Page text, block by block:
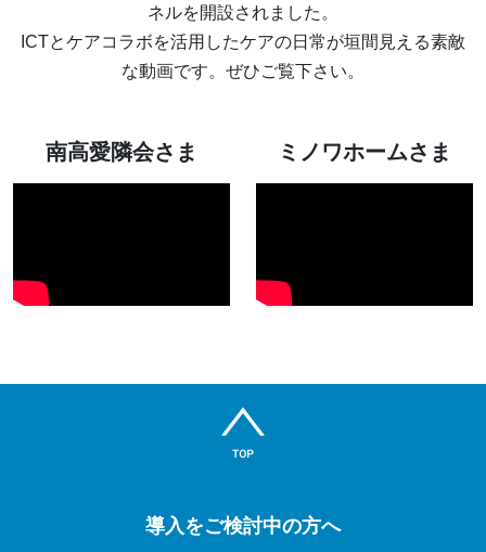
ネルを開設されました。
ICTとケアコラボを活用したケアの日常が垣間見える素敵
な動画です。ぜひご覧下さい。
南高愛隣会さま ミノワホームさま
導入をご検討中の方へ